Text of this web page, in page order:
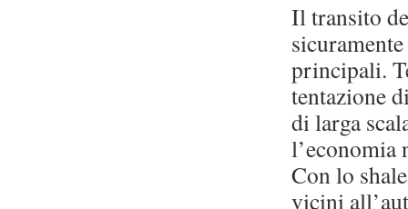
Il transito
principali.
tentazione
di larga
l’economia
Con lo
vicini